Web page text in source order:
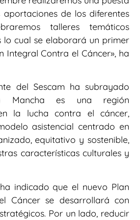
de los diferentes
talleres temáticos
lo cual se elaborará un primer
Integral Contra el Cáncer», ha
del Sescam ha subrayado
Mancha es una región
la lucha contra el cáncer,
asistencial centrado en
equitativo y sostenible,
características culturales y
indicado que el nuevo Plan
Cáncer se desarrollará con
Por un lado, reducir